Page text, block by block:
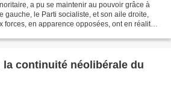
a pu se maintenir au pouvoir grâce à
gauche, le Parti socialiste, et son aile droite,
forces, en apparence opposées, ont en réalité
continuité néolibérale du